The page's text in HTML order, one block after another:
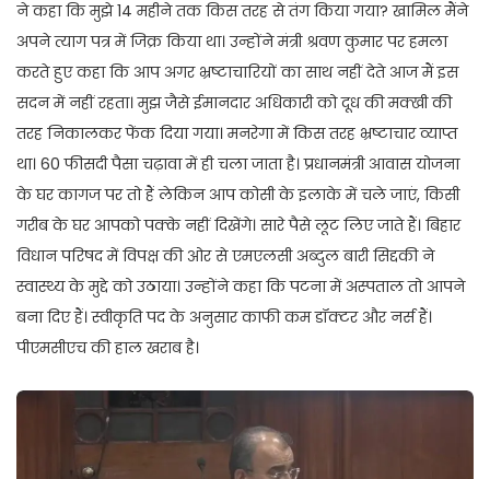
ने कहा कि मुझे 14 महीने तक किस तरह से तंग किया गया? खामिल मैंने
अपने त्याग पत्र में जिक्र किया था। उन्होंने मंत्री श्रवण कुमार पर हमला
करते हुए कहा कि आप अगर भ्रष्टाचारियों का साथ नहीं देते आज मैं इस
सदन में नहीं रहता। मुझ जैसे ईमानदार अधिकारी को दूध की मक्खी की
तरह निकालकर फेंक दिया गया। मनरेगा में किस तरह भ्रष्टाचार व्याप्त
था। 60 फीसदी पैसा चढ़ावा में ही चला जाता है। प्रधानमंत्री आवास योजना
के घर कागज पर तो हैं लेकिन आप कोसी के इलाके में चले जाएं, किसी
गरीब के घर आपको पक्के नहीं दिखेंगे। सारे पैसे लूट लिए जाते हैं। बिहार
विधान परिषद में विपक्ष की ओर से एमएलसी अब्दुल बारी सिद्दकी ने
स्वास्थ्य के मुद्दे को उठाया। उन्होंने कहा कि पटना में अस्पताल तो आपने
बना दिए हैं। स्वीकृति पद के अनुसार काफी कम डॉक्टर और नर्स हैं।
पीएमसीएच की हाल खराब है।